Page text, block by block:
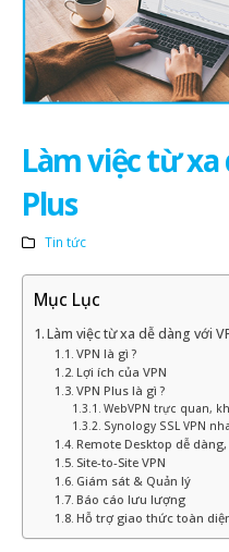
Làm việc từ xa
Plus
Tin tức
Mục Lục
Làm việc từ xa dễ dàng với
VPN là gì ?
Lợi ích của VPN
VPN Plus là gì ?
WebVPN trực quan,
Synology SSL VPN
Remote Desktop dễ
Site-to-Site VPN
Giám sát & Quản lý
Báo cáo lưu lượng
Hỗ trợ giao thức toàn